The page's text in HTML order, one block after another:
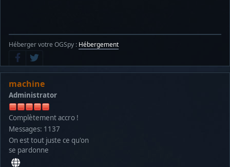
Héberger votre OGSpy : Hébergement
machine
Administrator
Complètement accro !
Messages: 1137
On est tout juste ce qu'on
se pardonne